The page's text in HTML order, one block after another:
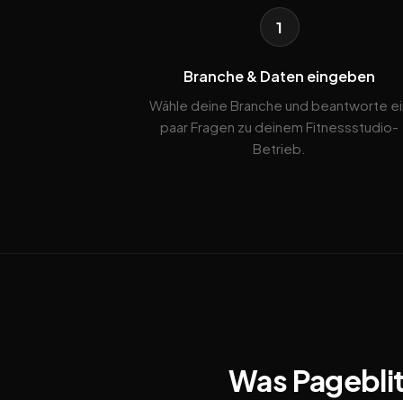
1
Branche & Daten eingeben
Wähle deine Branche und beantworte
paar Fragen zu deinem Fitnessstudio-
Betrieb.
Was